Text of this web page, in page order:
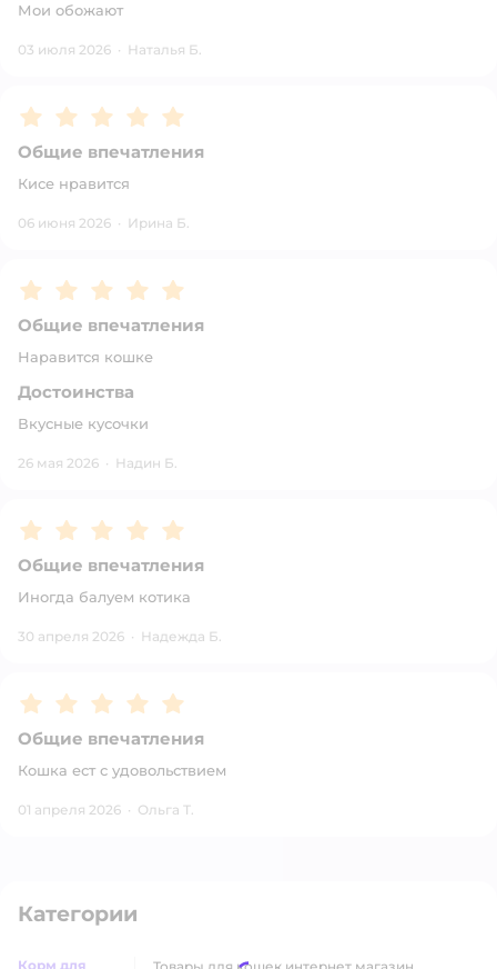
Мои обожают
03 июля 2026 · Наталья Б.
Рейтинг:5
Общие впечатления
Кисе нравится
06 июня 2026 · Ирина Б.
Рейтинг:5
Общие впечатления
Наравится кошке
Достоинства
Вкусные кусочки
26 мая 2026 · Надин Б.
Рейтинг:5
Общие впечатления
Иногда балуем котика
30 апреля 2026 · Надежда Б.
Рейтинг:5
Общие впечатления
Кошка ест с удовольствием
01 апреля 2026 · Ольга Т.
Категории
Корм для